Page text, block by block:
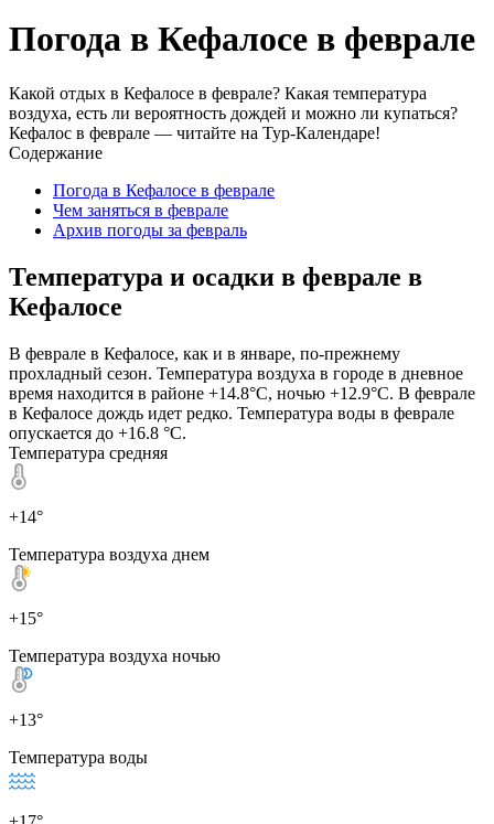
Погода в Кефалосе в феврале
Какой отдых в Кефалосе в феврале? Какая температура
воздуха, есть ли вероятность дождей и можно ли купаться?
Кефалос в феврале — читайте на Тур-Календаре!
Содержание
Погода в Кефалосе в феврале
Чем заняться в феврале
Архив погоды за февраль
Температура и осадки в феврале в
Кефалосе
В феврале в Кефалосе, как и в январе, по-прежнему
прохладный сезон. Температура воздуха в городе в дневное
время находится в районе +14.8°C, ночью +12.9°C. В феврале
в Кефалосе дождь идет редко. Температура воды в феврале
опускается до +16.8 °C.
Температура средняя
+14°
Температура воздуха днем
+15°
Температура воздуха ночью
+13°
Температура воды